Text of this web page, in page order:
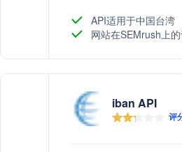
API适用于中国台湾
网站在SEMrush上
iban API
评